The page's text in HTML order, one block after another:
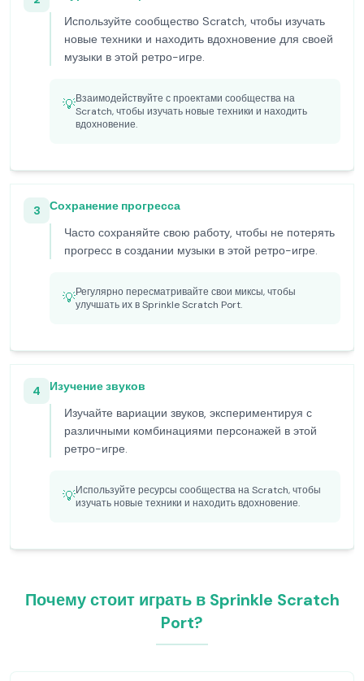
Используйте сообщество Scratch, чтобы изучать
новые техники и находить вдохновение для своей
музыки в этой ретро-игре.
💡Взаимодействуйте с проектами сообщества на
Scratch, чтобы изучать новые техники и находить
вдохновение.
3
Сохранение прогресса
Часто сохраняйте свою работу, чтобы не потерять
прогресс в создании музыки в этой ретро-игре.
💡Регулярно пересматривайте свои миксы, чтобы
улучшать их в Sprinkle Scratch Port.
4
Изучение звуков
Изучайте вариации звуков, экспериментируя с
различными комбинациями персонажей в этой
ретро-игре.
💡Используйте ресурсы сообщества на Scratch, чтобы
изучать новые техники и находить вдохновение.
Почему стоит играть в Sprinkle Scratch
Port?